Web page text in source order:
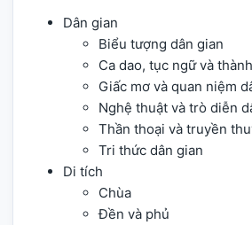
Dân gian
Biểu tượng dân gian
Ca dao, tục ngữ và
Giấc mơ và quan niệm
Nghệ thuật và trò diễn
Thần thoại và truyền
Tri thức dân gian
Di tích
Chùa
Đền và phủ